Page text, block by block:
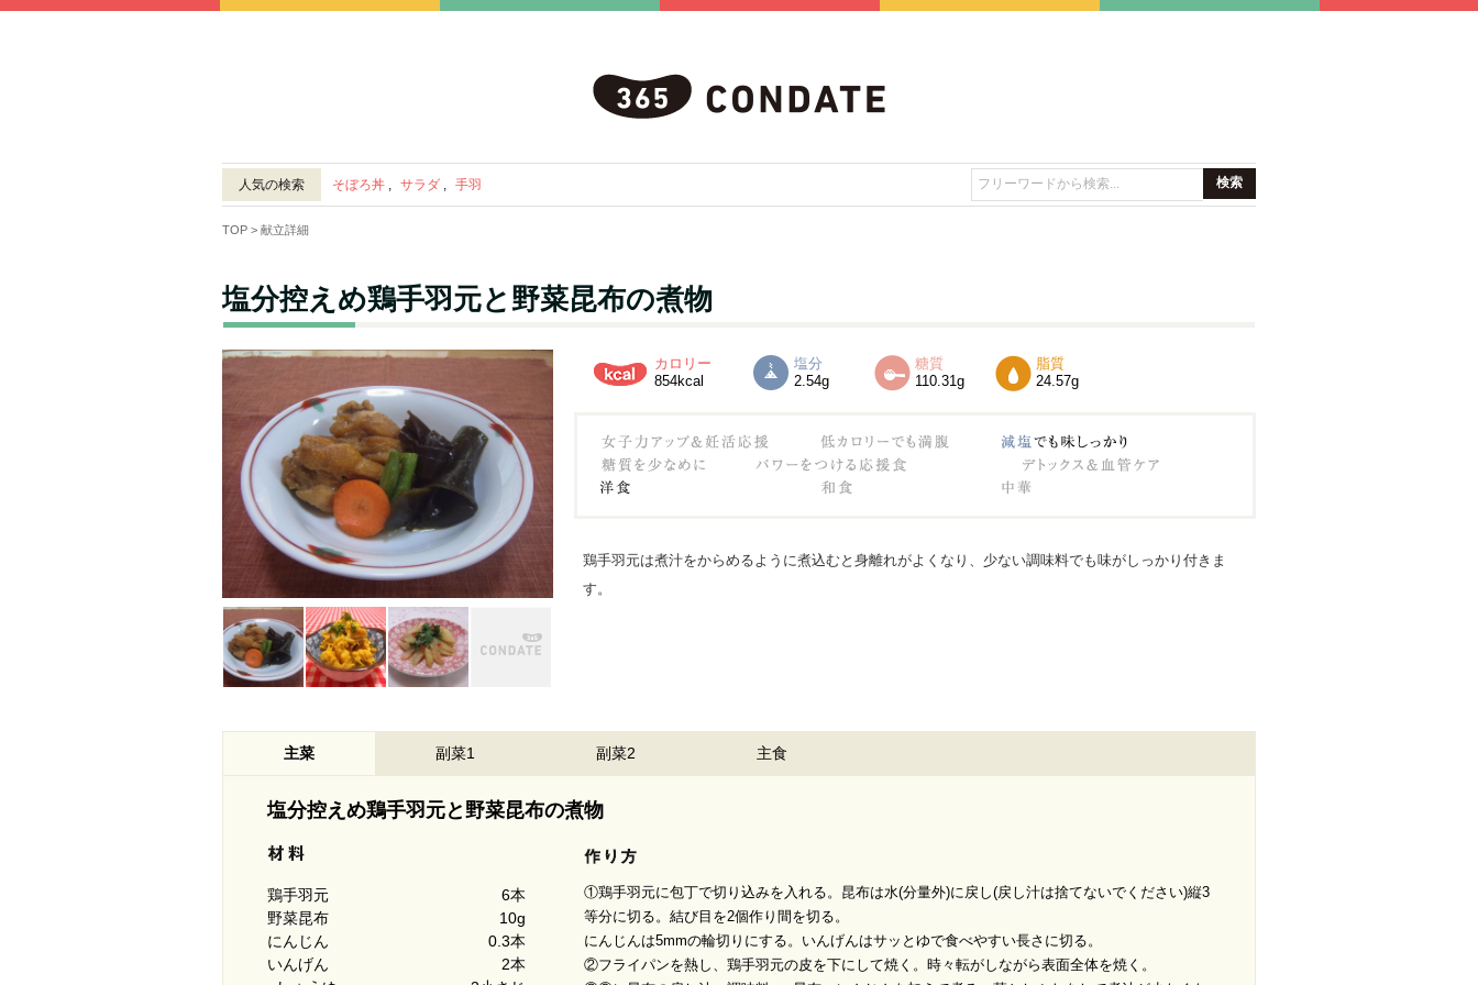
人気の検索 そぼろ丼 , サラダ , 手羽
TOP > 献立詳細
塩分控えめ鶏手羽元と野菜昆布の煮物
カロリー
854kcal
塩分
2.54g
糖質
110.31g
脂質
24.57g
鶏手羽元は煮汁をからめるように煮込むと身離れがよくなり、少ない調味料でも味がしっかり付きま
す。
主菜 副菜1 副菜2 主食
塩分控えめ鶏手羽元と野菜昆布の煮物
鶏手羽元
6本
野菜昆布
10g
にんじん
0.3本
いんげん
2本
①鶏手羽元に包丁で切り込みを入れる。昆布は水(分量外)に戻し(戻し汁は捨てないでください)縦3
等分に切る。結び目を2個作り間を切る。
にんじんは5mmの輪切りにする。いんげんはサッとゆで食べやすい長さに切る。
②フライパンを熱し、鶏手羽元の皮を下にして焼く。時々転がしながら表面全体を焼く。